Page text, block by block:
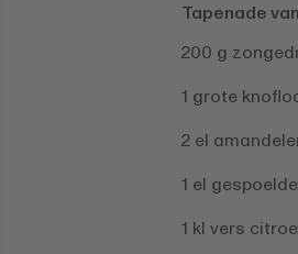
Tapenade
200 g
1 grote
2 el
1 el
1 kl vers